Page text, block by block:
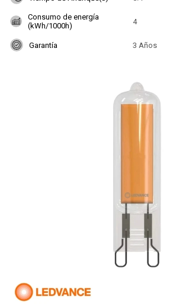
Consumo de energía
(kWh/1000h)
4
Garantía 3 Años